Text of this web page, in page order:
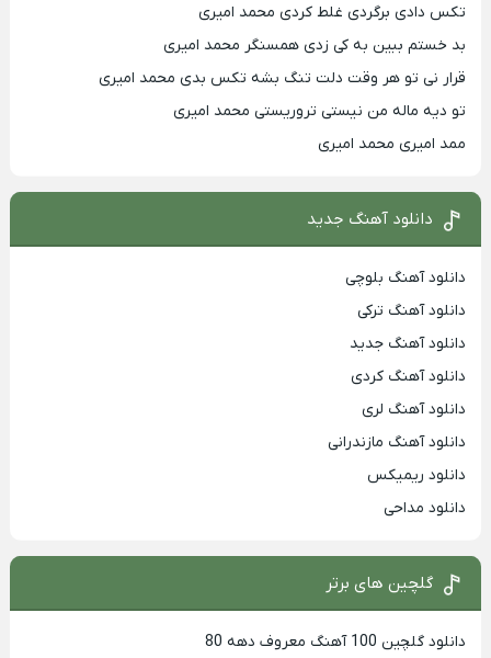
تکس دادی برگردی غلط کردی محمد امیری
بد خستم ببین به کی زدی همسنگر محمد امیری
قرار نی تو هر وقت دلت تنگ بشه تکس بدی محمد امیری
تو دیه ماله من نیستی تروریستی محمد امیری
ممد امیری محمد امیری
دانلود آهنگ جدید
دانلود آهنگ بلوچی
دانلود آهنگ ترکی
دانلود آهنگ جدید
دانلود آهنگ کردی
دانلود آهنگ لری
دانلود آهنگ مازندرانی
دانلود ریمیکس
دانلود مداحی
گلچین های برتر
دانلود گلچین 100 آهنگ معروف دهه 80